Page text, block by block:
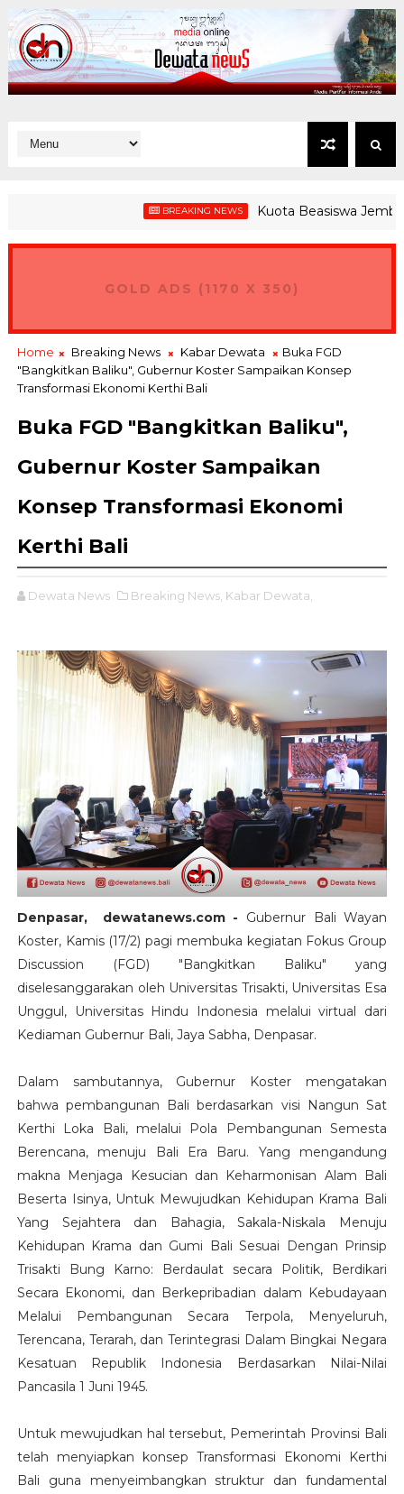
BREAKING NEWS Kuota Beasiswa Jembrana
Gubernur Koster Ingin Bali Jadi Hub Ekspor Produk
GOLD ADS (1170 X 350)
Home Breaking News Kabar Dewata
Buka FGD
"Bangkitkan Baliku", Gubernur Koster Sampaikan Konsep
Transformasi Ekonomi Kerthi Bali
Buka FGD "Bangkitkan Baliku",
Gubernur Koster Sampaikan
Konsep Transformasi Ekonomi
Kerthi Bali
Dewata News Breaking News, Kabar Dewata,
Denpasar, dewatanews.com - Gubernur Bali Wayan
Koster, Kamis (17/2) pagi membuka kegiatan Fokus Group
Discussion (FGD) "Bangkitkan Baliku" yang
diselesanggarakan oleh Universitas Trisakti, Universitas Esa
Unggul, Universitas Hindu Indonesia melalui virtual dari
Kediaman Gubernur Bali, Jaya Sabha, Denpasar.
Dalam sambutannya, Gubernur Koster mengatakan
bahwa pembangunan Bali berdasarkan visi Nangun Sat
Kerthi Loka Bali, melalui Pola Pembangunan Semesta
Berencana, menuju Bali Era Baru. Yang mengandung
makna Menjaga Kesucian dan Keharmonisan Alam Bali
Beserta Isinya, Untuk Mewujudkan Kehidupan Krama Bali
Yang Sejahtera dan Bahagia, Sakala-Niskala Menuju
Kehidupan Krama dan Gumi Bali Sesuai Dengan Prinsip
Trisakti Bung Karno: Berdaulat secara Politik, Berdikari
Secara Ekonomi, dan Berkepribadian dalam Kebudayaan
Melalui Pembangunan Secara Terpola, Menyeluruh,
Terencana, Terarah, dan Terintegrasi Dalam Bingkai Negara
Kesatuan Republik Indonesia Berdasarkan Nilai-Nilai
Pancasila 1 Juni 1945.
Untuk mewujudkan hal tersebut, Pemerintah Provinsi Bali
telah menyiapkan konsep Transformasi Ekonomi Kerthi
Bali guna menyeimbangkan struktur dan fundamental